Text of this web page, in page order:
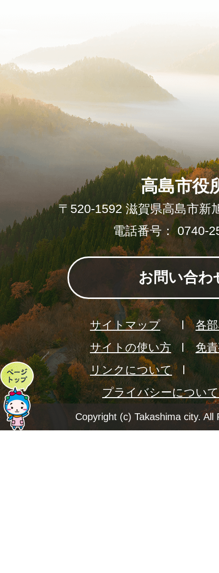
ペ
ー
ジ
高島市役
〒520-1592 滋賀県高島市新
電話番号： 0740-
お問い合わ
サイトマップ
各
サイトの使い方
免
リンクについて
プライバシーについて
Copyright (c) Takashima city. All